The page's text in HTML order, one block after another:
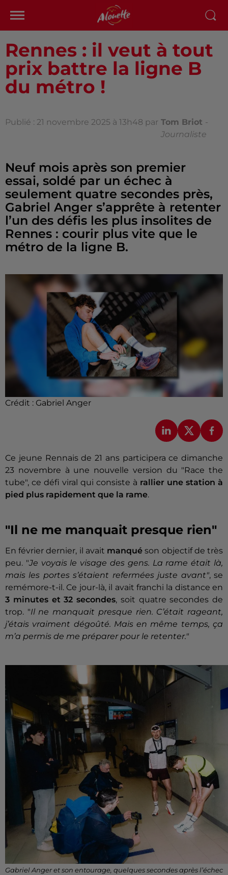
Rennes : il veut à tout
prix battre la ligne B
du métro !
Publié : 21 novembre 2025 à 13h48 par Tom Briot -
Journaliste
Neuf mois après son premier
essai, soldé par un échec à
seulement quatre secondes près,
Gabriel Anger s’apprête à retenter
l’un des défis les plus insolites de
Rennes : courir plus vite que le
métro de la ligne B.
Crédit : Gabriel Anger
Ce jeune Rennais de 21 ans participera ce dimanche
23 novembre à une nouvelle version du "Race the
tube", ce défi viral qui consiste à rallier une station à
pied plus rapidement que la rame.
"Il ne me manquait presque rien"
En février dernier, il avait manqué son objectif de très
peu. "Je voyais le visage des gens. La rame était là,
mais les portes s’étaient refermées juste avant", se
remémore-t-il. Ce jour-là, il avait franchi la distance en
3 minutes et 32 secondes, soit quatre secondes de
trop. "Il ne manquait presque rien. C’était rageant,
j’étais vraiment dégoûté. Mais en même temps, ça
m’a permis de me préparer pour le retenter."
Gabriel Anger et son entourage, quelques secondes après l’échec